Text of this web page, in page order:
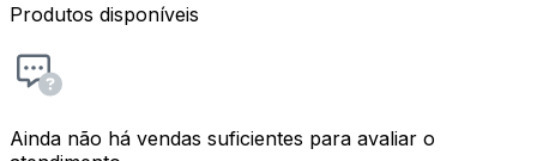
Produtos disponíveis
Ainda não há vendas suficientes para avaliar o